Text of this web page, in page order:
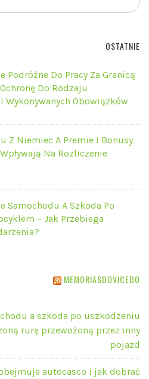
OSTATNIE
Podróżne Do Pracy Za Granicą
Do Rodzaju
Wykonywanych Obowiązków
Z Niemiec A Premie I Bonusy
Na Rozliczenie
Samochodu A Szkoda Po
– Jak Przebiega
MEMORIASDOVICEDO
a szkoda po uszkodzeniu
rurę przewożoną przez inny
pojazd
autocasco i jak dobrać